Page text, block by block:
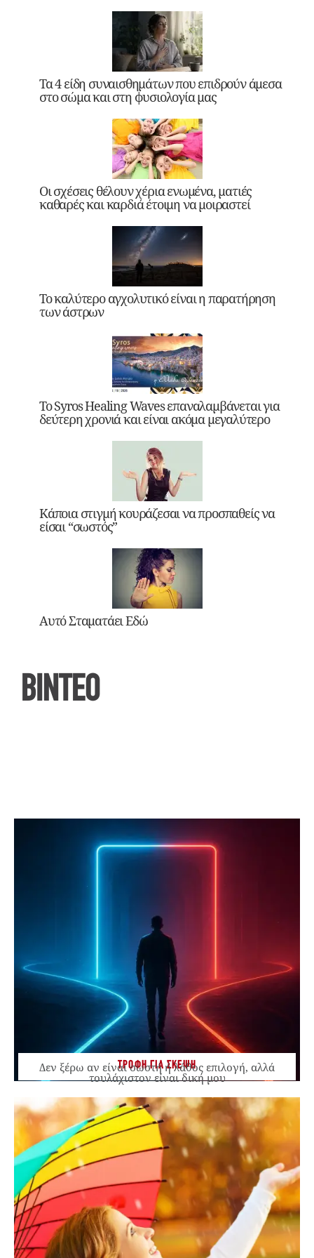
Τα 4 είδη συναισθημάτων που επιδρούν άμεσα
στο σώμα και στη φυσιολογία μας
Οι σχέσεις θέλουν χέρια ενωμένα, ματιές
καθαρές και καρδιά έτοιμη να μοιραστεί
Το καλύτερο αγχολυτικό είναι η παρατήρηση
των άστρων
Το Syros Healing Waves επαναλαμβάνεται για
δεύτερη χρονιά και είναι ακόμα μεγαλύτερο
Κάποια στιγμή κουράζεσαι να προσπαθείς να
είσαι “σωστός”
Αυτό Σταματάει Εδώ
ΒΙΝΤΕΟ
ΤΡΟΦΗ ΓΙΑ ΣΚΕΨΗ
Δεν ξέρω αν είναι σωστή ή λάθος επιλογή, αλλά
τουλάχιστον είναι δική μου